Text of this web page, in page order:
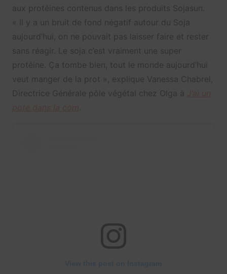
aux protéines contenus dans les produits Sojasun.
« Il y a un bruit de fond négatif autour du Soja
aujourd’hui, on ne pouvait pas laisser faire et rester
sans réagir. Le soja c’est vraiment une super
protéine. Ça tombe bien, tout le monde aujourd’hui
veut manger de la prot », explique Vanessa Chabrel,
Directrice Générale pôle végétal chez Olga à